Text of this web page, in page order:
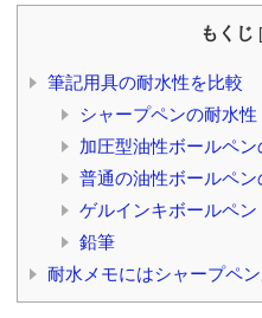
もくじ [
筆記用具の耐水性を比較
シャープペンの耐水性
加圧型油性ボールペン
普通の油性ボールペン
ゲルインキボールペ
鉛筆
耐水メモにはシャープペ